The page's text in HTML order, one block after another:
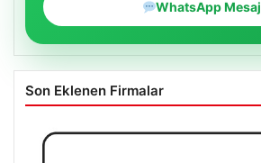
WhatsApp Mesaj
Son Eklenen Firmalar